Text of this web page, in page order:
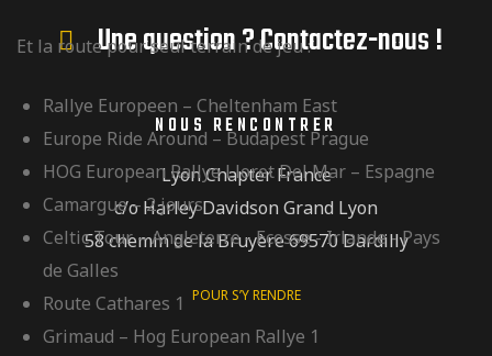
Et la route pour seul terrain de jeu :
Rallye Europeen – Cheltenham East
Europe Ride Around – Budapest Prague
HOG European Rallye Lloret Del Mar – Espagne
Camargue – 2 jours
Celtic Tour – Angleterre - Ecosse - Irlande - Pays
de Galles
Route Cathares 1
Grimaud – Hog European Rallye 1
Une question ? Contactez-nous !
NOUS RENCONTRER
Lyon Chapter France
c/o Harley Davidson Grand Lyon
58 chemin de la Bruyère 69570 Dardilly
POUR S’Y RENDRE